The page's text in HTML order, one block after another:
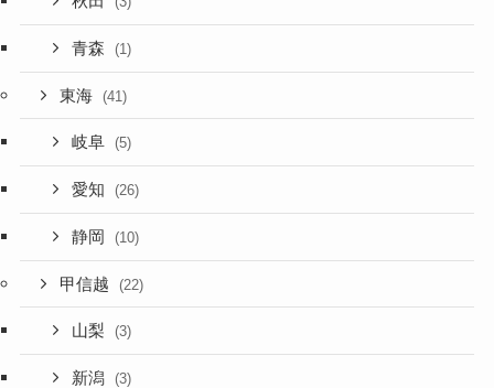
青森 (1)
東海 (41)
岐阜 (5)
愛知 (26)
静岡 (10)
甲信越 (22)
山梨 (3)
新潟 (3)